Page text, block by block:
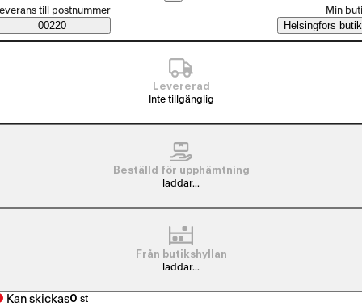
Saatavuustiedot
beställningssätt
till postnummer
00220
Min
Helsingfors butik
Levererad
Inte tillgänglig
Beställd för upphämtning
laddar...
Från butikshyllan
laddar...
Kan skickas0 st